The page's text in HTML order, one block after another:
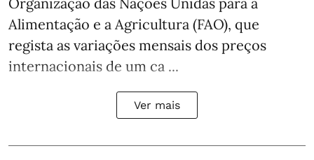
Alimentação e a Agricultura (FAO), que
regista as variações mensais dos preços
internacionais de um ca ...
Ver mais